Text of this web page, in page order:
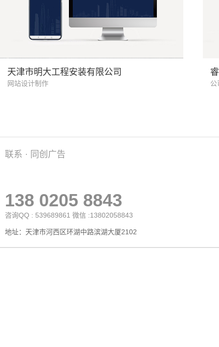
机电安装
天津市明大工程安装有限公司
网站设计制作 公
联系 · 同创广告
138 0205 8843
咨询QQ : 539689861 微信 :13802058843
地址：天津市河西区环湖中路滨湖大厦2102